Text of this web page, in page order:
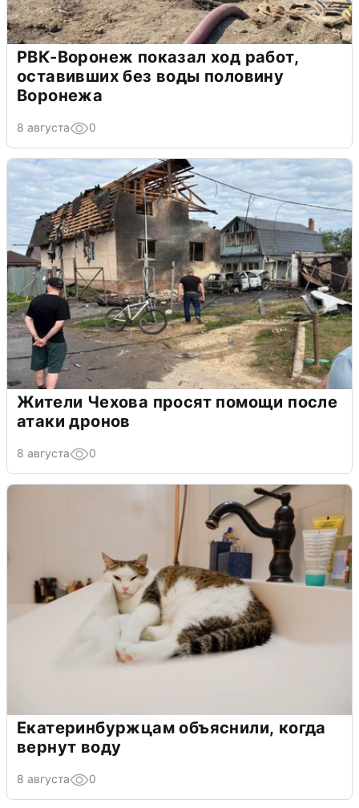
РВК-Воронеж показал ход работ,
оставивших без воды половину
Воронежа
8 августа 0
Жители Чехова просят помощи после
атаки дронов
8 августа 0
Екатеринбуржцам объяснили, когда
вернут воду
8 августа 0